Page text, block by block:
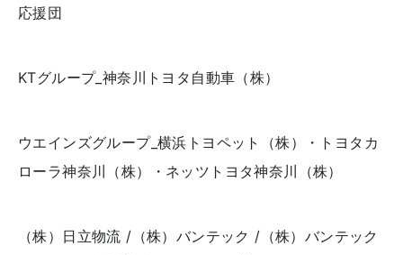
応援団
KTグループ_神奈川トヨタ自動車（株）
ウエインズグループ_横浜トヨペット（株）・トヨタカ
ローラ神奈川（株）・ネッツトヨタ神奈川（株）
（株）日立物流 /（株）バンテック /（株）バンテック